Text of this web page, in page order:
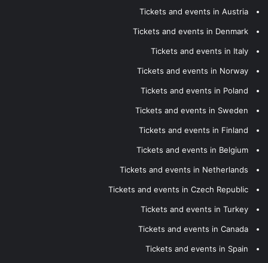
Tickets and events in Austria
Tickets and events in Denmark
Tickets and events in Italy
Tickets and events in Norway
Tickets and events in Poland
Tickets and events in Sweden
Tickets and events in Finland
Tickets and events in Belgium
Tickets and events in Netherlands
Tickets and events in Czech Republic
Tickets and events in Turkey
Tickets and events in Canada
Tickets and events in Spain